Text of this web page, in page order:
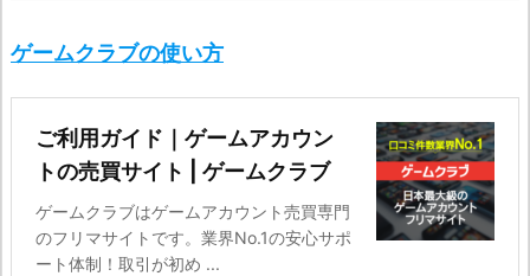
ゲームクラブの使い方
ご利用ガイド｜ゲームアカウン
トの売買サイト | ゲームクラブ
ゲームクラブはゲームアカウント売買専門
のフリマサイトです。業界No.1の安心サポ
ート体制！取引が初め ...